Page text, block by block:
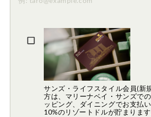
サンズ・ライフスタイル会員(新
方は、マリーナベイ・サンズで
ッピング、ダイニングでお支払
10%のリゾートドルが貯まります